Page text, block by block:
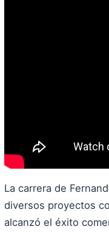
La carrera de
diversos proyectos
alcanzó el éxito